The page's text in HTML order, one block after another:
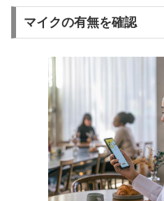
マイクの有無を確認